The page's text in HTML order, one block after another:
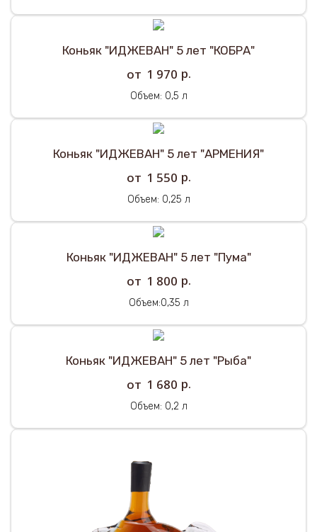
Коньяк "ИДЖЕВАН" 5 лет "КОБРА"
1 970 р.
Объем: 0,5 л
Коньяк "ИДЖЕВАН" 5 лет "АРМЕНИЯ"
1 550 р.
Объем: 0,25 л
Коньяк "ИДЖЕВАН" 5 лет "Пума"
1 800 р.
Объем:0,35 л
Коньяк "ИДЖЕВАН" 5 лет "Рыба"
1 680 р.
Объем: 0,2 л